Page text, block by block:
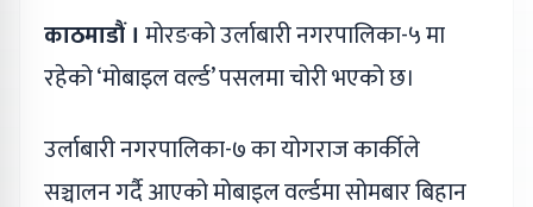
काठमाडौं । मोरङको उर्लाबारी नगरपालिका-५ मा
रहेको ‘मोबाइल वर्ल्ड’ पसलमा चोरी भएको छ।
उर्लाबारी नगरपालिका-७ का योगराज कार्कीले
सञ्चालन गर्दै आएको मोबाइल वर्ल्डमा सोमबार बिहान